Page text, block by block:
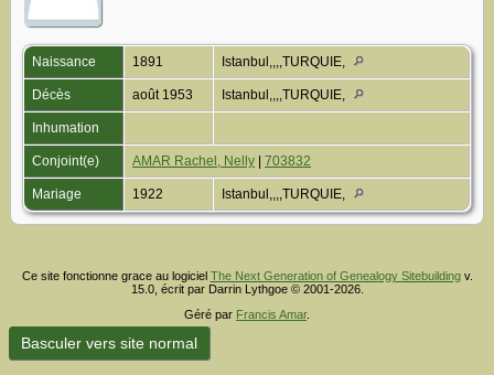
Naissance 1891 Istanbul,,,,TURQUIE,
Décès août 1953 Istanbul,,,,TURQUIE,
Inhumation
Conjoint(e) AMAR Rachel, Nelly 703832
Mariage 1922 Istanbul,,,,TURQUIE,
Ce site fonctionne grace au logiciel The Next Generation of Genealogy Sitebuildingv.
15.0, écrit par Darrin Lythgoe © 2001-2026.
Géré par Francis Amar.
Basculer vers site normal